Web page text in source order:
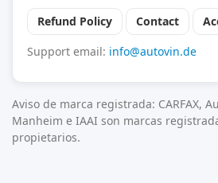
Refund Policy
Contact
Support email: info@autovin.de
Aviso de marca registrada: CARFAX,
Manheim e IAAI son marcas
propietarios.